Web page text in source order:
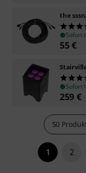
the
Sofort
55€
Sofort
259 €
50
1 2